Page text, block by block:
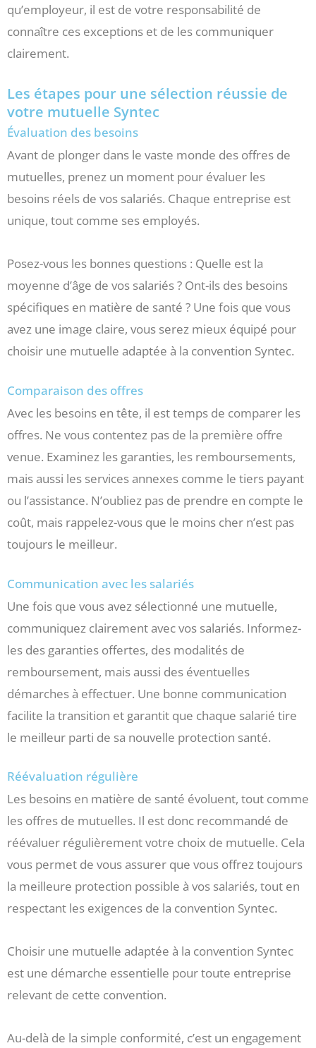
qu’employeur, il est de votre responsabilité de
connaître ces exceptions et de les communiquer
clairement.
Les étapes pour une sélection réussie de
votre mutuelle Syntec
Évaluation des besoins
Avant de plonger dans le vaste monde des offres de
mutuelles, prenez un moment pour évaluer les
besoins réels de vos salariés. Chaque entreprise est
unique, tout comme ses employés.
Posez-vous les bonnes questions : Quelle est la
moyenne d’âge de vos salariés ? Ont-ils des besoins
spécifiques en matière de santé ? Une fois que vous
avez une image claire, vous serez mieux équipé pour
choisir une mutuelle adaptée à la convention Syntec.
Comparaison des offres
Avec les besoins en tête, il est temps de comparer les
offres. Ne vous contentez pas de la première offre
venue. Examinez les garanties, les remboursements,
mais aussi les services annexes comme le tiers payant
ou l’assistance. N’oubliez pas de prendre en compte le
coût, mais rappelez-vous que le moins cher n’est pas
toujours le meilleur.
Communication avec les salariés
Une fois que vous avez sélectionné une mutuelle,
communiquez clairement avec vos salariés. Informez-
les des garanties offertes, des modalités de
remboursement, mais aussi des éventuelles
démarches à effectuer. Une bonne communication
facilite la transition et garantit que chaque salarié tire
le meilleur parti de sa nouvelle protection santé.
Réévaluation régulière
Les besoins en matière de santé évoluent, tout comme
les offres de mutuelles. Il est donc recommandé de
réévaluer régulièrement votre choix de mutuelle. Cela
vous permet de vous assurer que vous offrez toujours
la meilleure protection possible à vos salariés, tout en
respectant les exigences de la convention Syntec.
Choisir une mutuelle adaptée à la convention Syntec
est une démarche essentielle pour toute entreprise
relevant de cette convention.
Au-delà de la simple conformité, c’est un engagement